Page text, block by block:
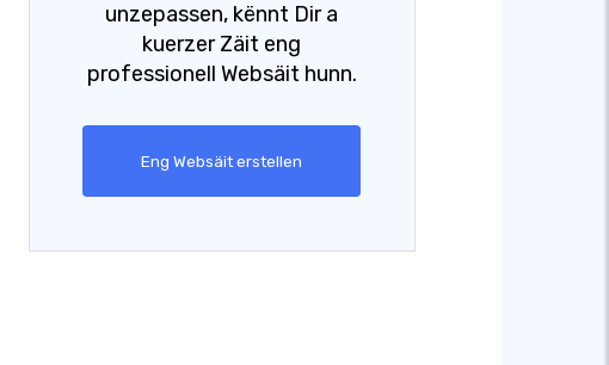
unzepassen, kënnt Dir a
kuerzer Zäit eng
professionell Websäit hunn.
Eng Websäit erstellen